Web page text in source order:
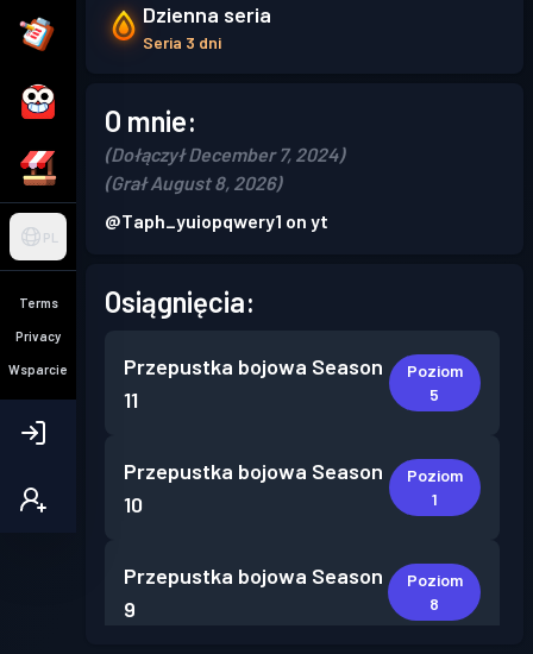
PL
Terms
Privacy
Wsparcie
Dzienna seria
Seria 3 dni
O mnie:
(Dołączył December 7, 2024)
(Grał August 8, 2026)
@Taph_yuiopqwery1 on yt
Osiągnięcia:
Przepustka bojowa Season
11
Poziom
5
Przepustka bojowa Season
10
Poziom
1
Przepustka bojowa Season
9
Poziom
8